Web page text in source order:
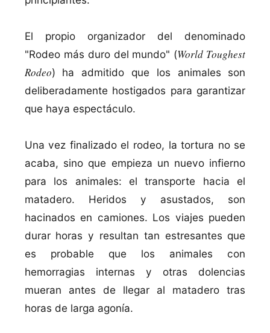
El propio organizador del denominado
"Rodeo más duro del mundo" (World Toughest
Rodeo) ha admitido que los animales son
deliberadamente hostigados para garantizar
que haya espectáculo.
Una vez finalizado el rodeo, la tortura no se
acaba, sino que empieza un nuevo infierno
para los animales: el transporte hacia el
matadero. Heridos y asustados, son
hacinados en camiones. Los viajes pueden
durar horas y resultan tan estresantes que
es probable que los animales con
hemorragias internas y otras dolencias
mueran antes de llegar al matadero tras
horas de larga agoní­a.